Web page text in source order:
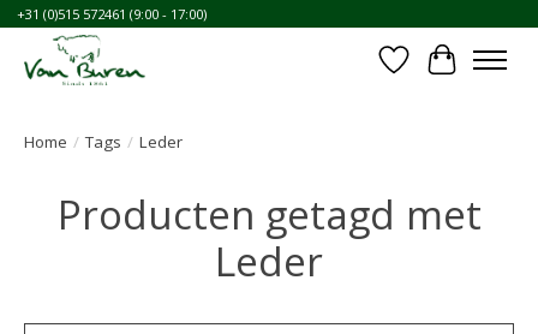
+31 (0)515 572461 (9:00 - 17:00)
Verlanglijst
Home / Tags / Leder
Producten getagd met
Leder